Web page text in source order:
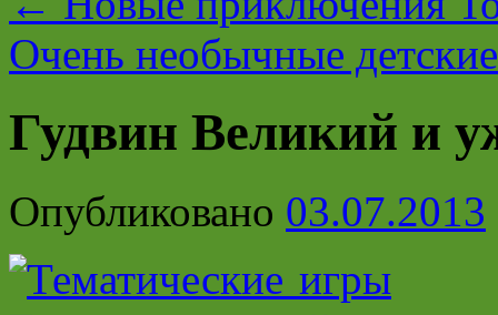
Очень необычные
Гудвин Великий и
Опубликовано 03.07.2013